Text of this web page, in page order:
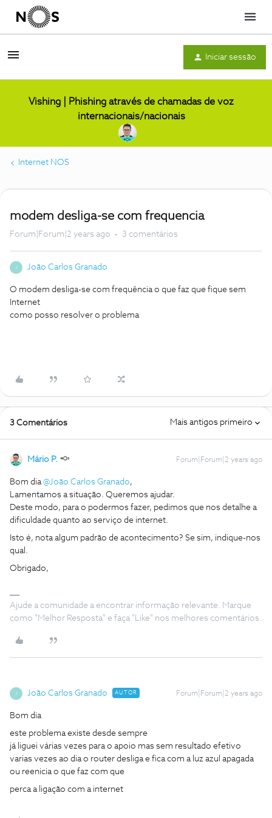
Menu
Iniciar sessão
Vishing | Phishing através de chamadas de voz
internacionais/nacionais
Internet NOS
modem desliga-se com frequencia
Forum|Forum|2 years ago 3 comentários
João Carlos Granado
O modem desliga-se com frequência o que faz que fique sem
Internet
como posso resolver o problema
3 Comentários Mais antigos primeiro
Mário P. Forum|Forum|2 years ago
Bom dia@João Carlos Granado,
Lamentamos a situação. Queremos ajudar.
Deste modo, para o podermos fazer, pedimos que nos detalhe a
dificuldade quanto ao serviço de internet.
Isto é, nota algum padrão de acontecimento? Se sim, indique-nos
qual.
Obrigado,
Ajude a comunidade a encontrar informação relevante. Marque
como "Melhor Resposta" e faça "Like" nos melhores comentários.
João Carlos Granado AUTOR Forum|Forum|2 years ago
Bom dia
este problema existe desde sempre
já liguei várias vezes para o apoio mas sem resultado efetivo
varias vezes ao dia o router desliga e fica com a luz azul apagada
ou reenicia o que faz com que
perca a ligação com a internet